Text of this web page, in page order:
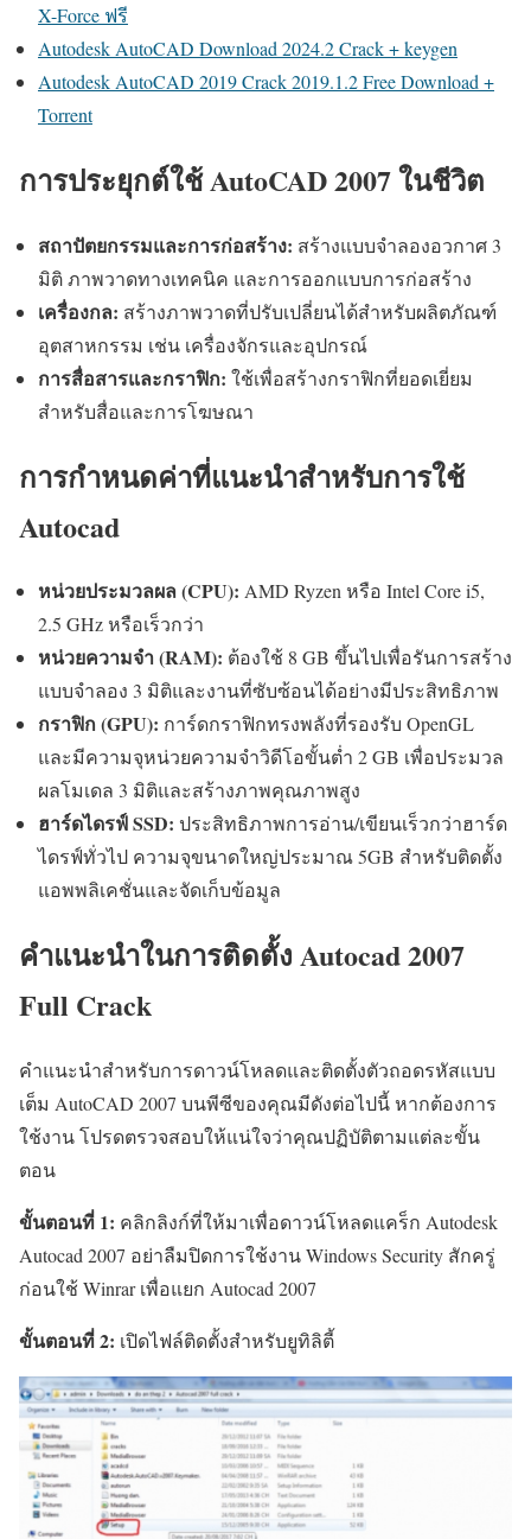
X-Force ฟรี
Autodesk AutoCAD Download 2024.2 Crack + keygen
Autodesk AutoCAD 2019 Crack 2019.1.2 Free Download +
Torrent
การประยุกต์ใช้ AutoCAD 2007 ในชีวิต
สถาปัตยกรรมและการก่อสร้าง: สร้างแบบจำลองอวกาศ 3
มิติ ภาพวาดทางเทคนิค และการออกแบบการก่อสร้าง
เครื่องกล: สร้างภาพวาดที่ปรับเปลี่ยนได้สำหรับผลิตภัณฑ์
อุตสาหกรรม เช่น เครื่องจักรและอุปกรณ์
การสื่อสารและกราฟิก: ใช้เพื่อสร้างกราฟิกที่ยอดเยี่ยม
สำหรับสื่อและการโฆษณา
การกำหนดค่าที่แนะนำสำหรับการใช้
Autocad
หน่วยประมวลผล (CPU): AMD Ryzen หรือ Intel Core i5,
2.5 GHz หรือเร็วกว่า
หน่วยความจำ (RAM): ต้องใช้ 8 GB ขึ้นไปเพื่อรันการสร้าง
แบบจำลอง 3 มิติและงานที่ซับซ้อนได้อย่างมีประสิทธิภาพ
กราฟิก (GPU): การ์ดกราฟิกทรงพลังที่รองรับ OpenGL
และมีความจุหน่วยความจำวิดีโอขั้นต่ำ 2 GB เพื่อประมวล
ผลโมเดล 3 มิติและสร้างภาพคุณภาพสูง
ฮาร์ดไดรฟ์ SSD: ประสิทธิภาพการอ่าน/เขียนเร็วกว่าฮาร์ด
ไดรฟ์ทั่วไป ความจุขนาดใหญ่ประมาณ 5GB สำหรับติดตั้ง
แอพพลิเคชั่นและจัดเก็บข้อมูล
คำแนะนำในการติดตั้ง Autocad 2007
Full Crack
คำแนะนำสำหรับการดาวน์โหลดและติดตั้งตัวถอดรหัสแบบ
เต็ม AutoCAD 2007 บนพีซีของคุณมีดังต่อไปนี้ หากต้องการ
ใช้งาน โปรดตรวจสอบให้แน่ใจว่าคุณปฏิบัติตามแต่ละขั้น
ตอน
ขั้นตอนที่ 1: คลิกลิงก์ที่ให้มาเพื่อดาวน์โหลดแคร็ก Autodesk
Autocad 2007 อย่าลืมปิดการใช้งาน Windows Security สักครู่
ก่อนใช้ Winrar เพื่อแยก Autocad 2007
ขั้นตอนที่ 2: เปิดไฟล์ติดตั้งสำหรับยูทิลิตี้